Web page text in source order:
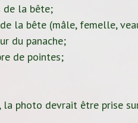
la bête;
la bête (mâle, femelle,
du panache;
de pointes;
la photo devrait être prise